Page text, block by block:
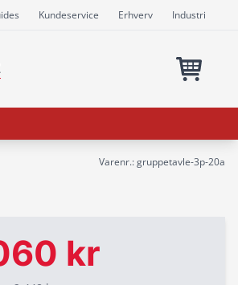
Kundeservice Erhverv Industri
Varenr.: gruppetavle-3p-20a
kr